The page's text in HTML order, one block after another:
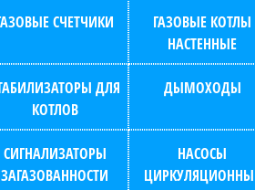
СЧЕТЧИКИ
ГАЗОВЫЕ КОТЛЫ
НАСТЕННЫЕ
ДЛЯ
КОТЛОВ
ДЫМОХОДЫ
СИГНАЛИЗАТОРЫ
ЗАГАЗОВАННОСТИ
НАСОСЫ